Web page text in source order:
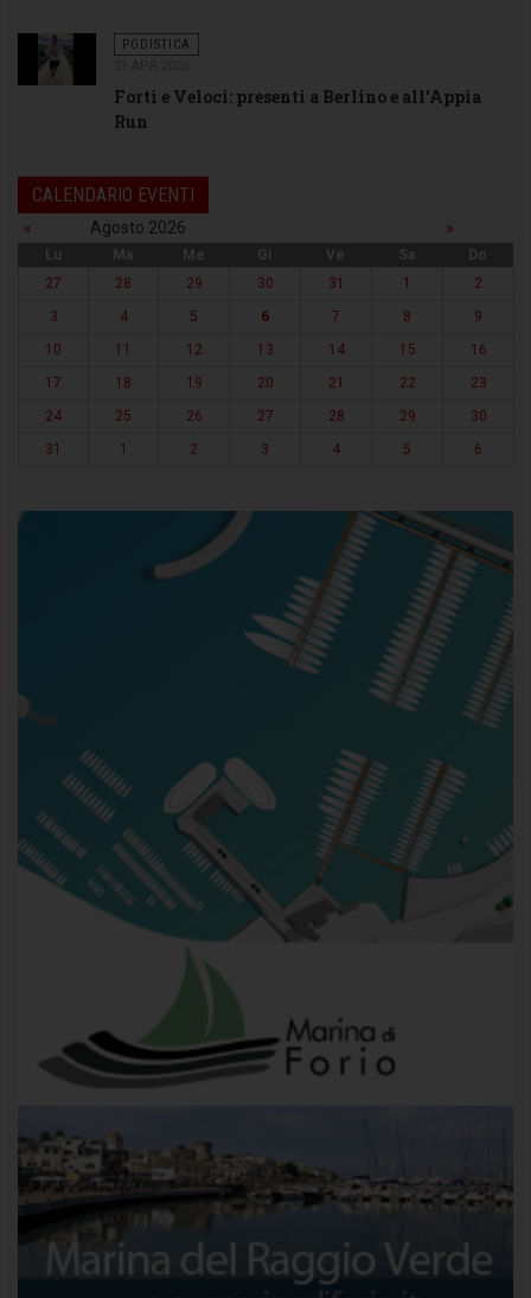
PODISTICA
Forti e Veloci: presenti a Berlino e all'Appia
Run
CALENDARIO EVENTI
« Agosto 2026 »
Lu Ma Me Gi Ve Sa
Do
27
28 29 30 31 1
2
3
4 5 6 7 8
9
10
11 12 13 14 15
16
17
18 19 20 21 22
23
24
25 26 27 28 29
30
31
1 2 3 4 5 6